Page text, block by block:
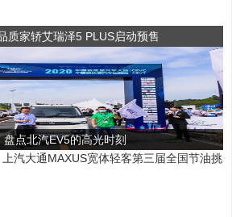
质家轿艾瑞泽5 PLUS启动预售
点北汽EV5的高光时刻